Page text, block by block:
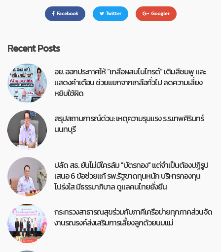
Facebook Twitter Google+
Recent Posts
อย. ออกประกาศให้ “เกลือผสมไนไทรต์” เติมสีชมพู และ
แสดงคำเตือน ช่วยแยกจากเกลือทั่วไป ลดความเสี่ยง
หยิบใช้ผิด
สรุปสถานการณ์ด่วน: เหตุความรุนแรง ร.ร.เทพศิรินทร์
นนทบุรี
ปลัด สธ. ยันไม่มีใครล้ม "บัตรทอง" แต่จำเป็นต้องปฏิรูป
เสนอ 6 ข้อช่วยแก้ รพ.รัฐขาดทุนหนัก บริหารกองทุน
โปร่งใส มีธรรมาภิบาล ดูแลคนไทยยั่งยืน
กระทรวงสาธารณสุขร่วมกับภาคีเครือข่ายทุกภาคส่วนจัด
งานรณรงค์ส่งเสริมการเลี้ยงลูกด้วยนมแม่